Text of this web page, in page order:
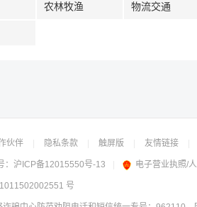
农林牧渔 物流交通
伙伴 隐私条款 触屏版 友情链接
沪ICP备12015550号-13 电子营业执照/
号